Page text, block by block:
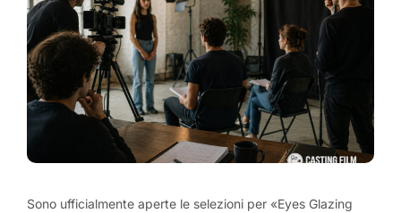
Sono ufficialmente aperte le selezioni per «Eyes Glazing